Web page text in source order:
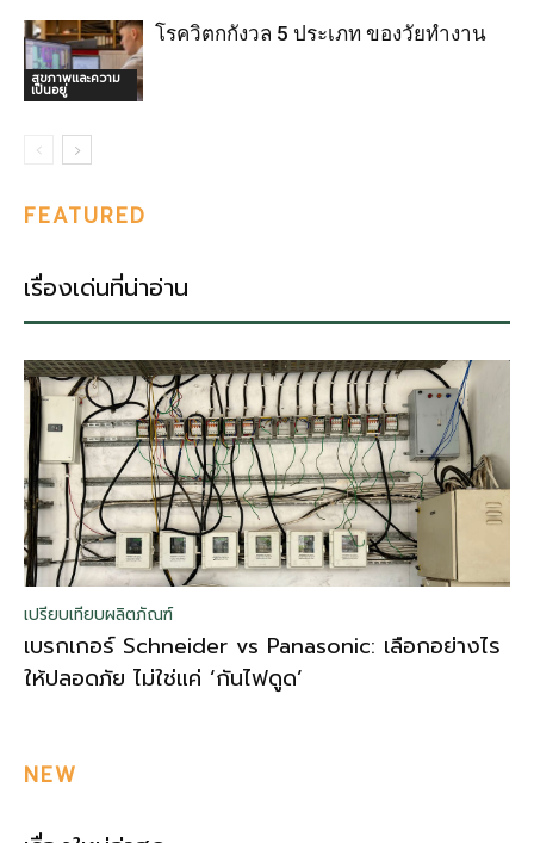
สุขภาพและความ
เป็นอยู่
โรควิตกกังวล 5 ประเภท ของวัยทำงาน
FEATURED
เรื่องเด่นที่น่าอ่าน
เปรียบเทียบผลิตภัณฑ์
เบรกเกอร์ Schneider vs Panasonic: เลือกอย่างไร
ให้ปลอดภัย ไม่ใช่แค่ ‘กันไฟดูด’
NEW